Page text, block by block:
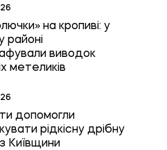
на кропиві: у
районі
виводок
метеликів
допомогли
рідкісну дрібну
Київщини